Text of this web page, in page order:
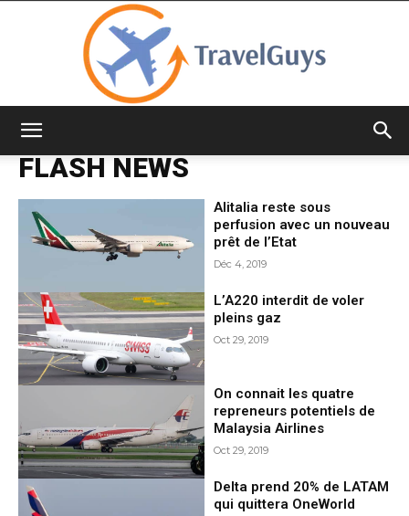
FLASH NEWS
Alitalia reste sous
perfusion avec un nouveau
prêt de l’Etat
Déc 4, 2019
L’A220 interdit de voler
pleins gaz
Oct 29, 2019
On connait les quatre
repreneurs potentiels de
Malaysia Airlines
Oct 29, 2019
Delta prend 20% de LATAM
qui quittera OneWorld